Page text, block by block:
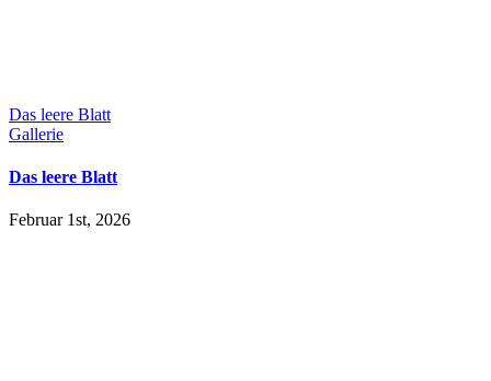
Das leere Blatt
Gallerie
Das leere Blatt
Februar 1st, 2026